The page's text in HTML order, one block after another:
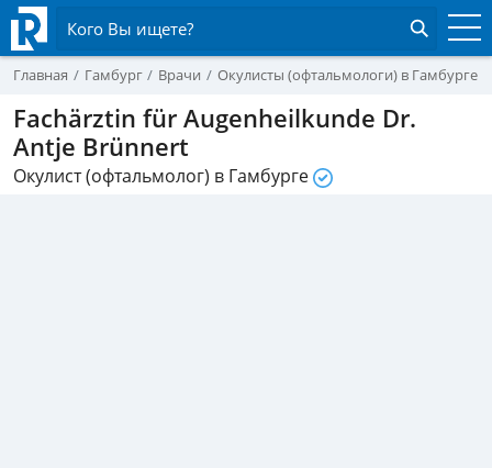
Кого Вы ищете?
Главная Гамбург Врачи Окулисты (офтальмологи) в Гамбурге
Fachärztin für Augenheilkunde Dr.
Antje Brünnert
Окулист (офтальмолог) в Гамбурге